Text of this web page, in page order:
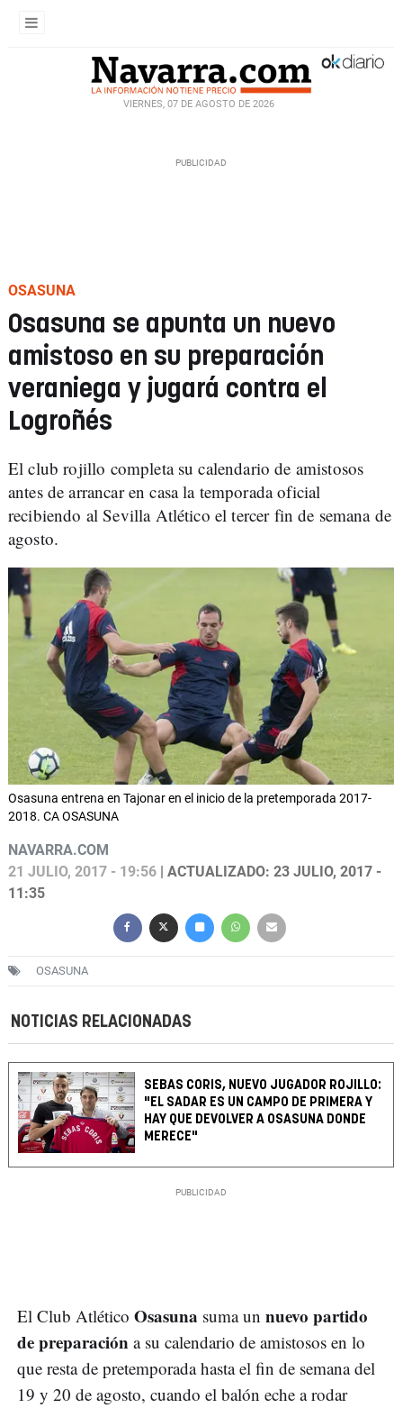
VIERNES, 07 DE AGOSTO DE 2026
OSASUNA
Osasuna se apunta un nuevo
amistoso en su preparación
veraniega y jugará contra el
Logroñés
El club rojillo completa su calendario de amistosos
antes de arrancar en casa la temporada oficial
recibiendo al Sevilla Atlético el tercer fin de semana de
agosto.
Osasuna entrena en Tajonar en el inicio de la pretemporada 2017-
2018. CA OSASUNA
NAVARRA.COM
21 JULIO, 2017 - 19:56 | ACTUALIZADO: 23 JULIO, 2017 -
11:35
OSASUNA
NOTICIAS RELACIONADAS
SEBAS CORIS, NUEVO JUGADOR ROJILLO:
"EL SADAR ES UN CAMPO DE PRIMERA Y
HAY QUE DEVOLVER A OSASUNA DONDE
MERECE"
El Club Atlético Osasuna suma un nuevo partido
de preparación a su calendario de amistosos en lo
que resta de pretemporada hasta el fin de semana del
19 y 20 de agosto, cuando el balón eche a rodar